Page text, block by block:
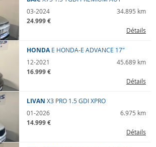
03-2024
34.895 km
24.999 €
Détails
HONDA E HONDA-E ADVANCE 17"
12-2021
45.689 km
16.999 €
Détails
LIVAN X3 PRO 1.5 GDI XPRO
01-2026
6.975 km
14.999 €
Détails